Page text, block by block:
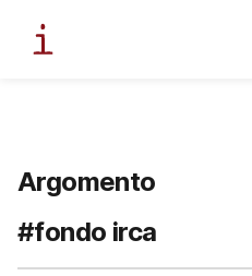
Argomento
#fondo irca